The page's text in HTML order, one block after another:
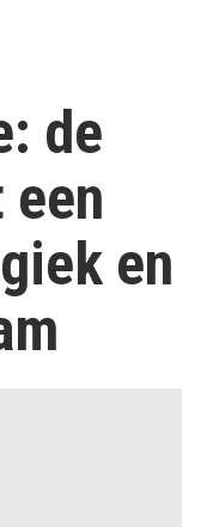
lichaam?
de
en